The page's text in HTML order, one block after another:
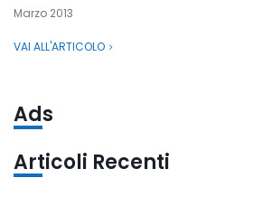
Marzo 2013
VAI ALL'ARTICOLO
Ads
Articoli Recenti